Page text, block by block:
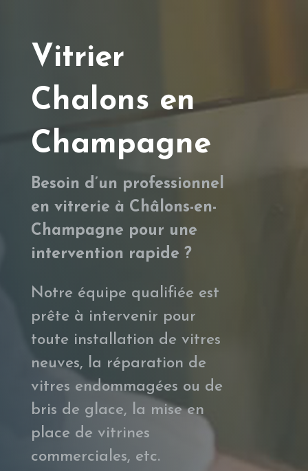
Vitrier
Chalons en
Champagne
Besoin d’un professionnel
en vitrerie à Châlons-en-
Champagne pour une
intervention rapide ?
Notre équipe qualifiée est
prête à intervenir pour
toute installation de vitres
neuves, la réparation de
vitres endommagées ou de
bris de glace, la mise en
place de vitrines
commerciales, etc.